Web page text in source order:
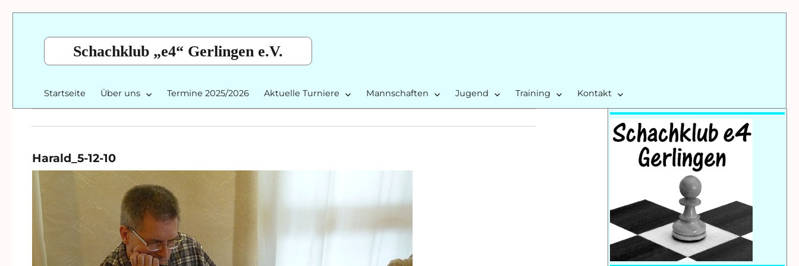
Schachklub „e4“ Gerlingen e.V.
Startseite Über uns Termine 2025/2026 Aktuelle Turniere Mannschaften Jugend Training Kontakt
Harald_5-12-10